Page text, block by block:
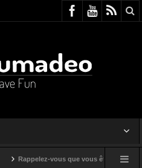
Rappelez-vous que vous êtes super !